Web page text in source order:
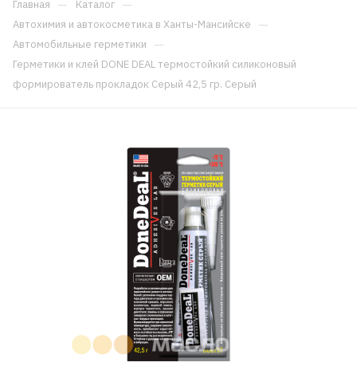
Главная — Каталог —
Автохимия и автокосметика в Ханты-Мансийске —
Автомобильные герметики —
Герметики и клей DONE DEAL термостойкий силиконовый
формирователь прокладок Серый 42,5 гр. Серый